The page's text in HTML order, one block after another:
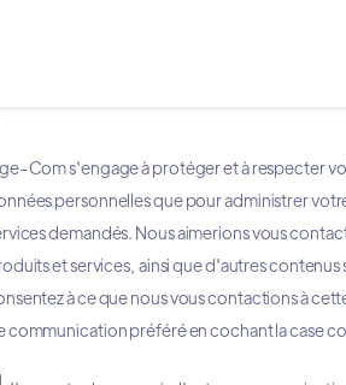
Com s'engage à protéger et à respecter
personnelles que pour administrer
demandés. Nous aimerions vous
et services, ainsi que d'autres contenus
à ce que nous vous contactions à
communication préféré en cochant la case